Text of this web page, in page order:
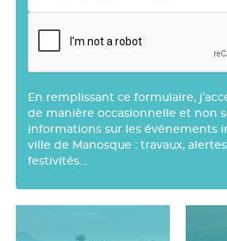
En remplissant ce formulaire,
de manière occasionnelle et non
informations sur les événements
ville de Manosque : travaux,
festivités…